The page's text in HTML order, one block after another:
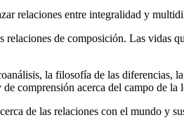
relaciones entre integralidad y
de composición. Las vidas
la filosofía de las diferencias,
comprensión acerca del campo de la
de las relaciones con el mundo y